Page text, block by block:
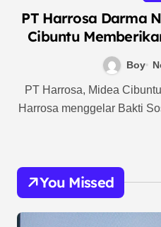
PT Harrosa Darma
Cibuntu
Warga Desa
Boy
PT Harrosa, Midea Cibuntu dengan warga sekitar, PT
Harrosa menggelar Bakti
You Missed